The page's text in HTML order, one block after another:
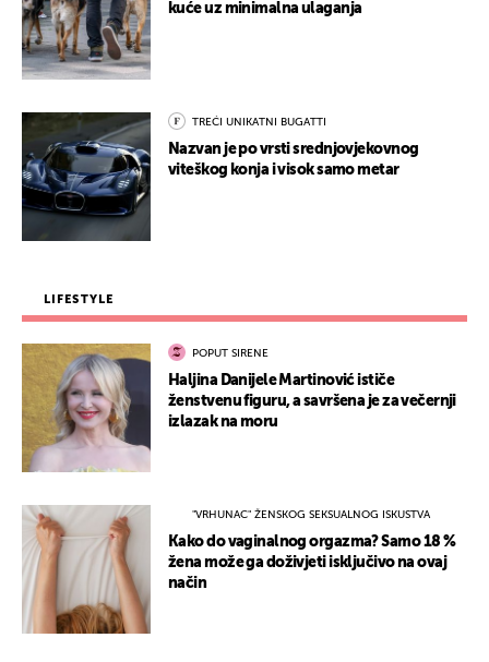
kuće uz minimalna ulaganja
TREĆI UNIKATNI BUGATTI
Nazvan je po vrsti srednjovjekovnog
viteškog konja i visok samo metar
LIFESTYLE
POPUT SIRENE
Haljina Danijele Martinović ističe
ženstvenu figuru, a savršena je za večernji
izlazak na moru
"VRHUNAC" ŽENSKOG SEKSUALNOG ISKUSTVA
Kako do vaginalnog orgazma? Samo 18 %
žena može ga doživjeti isključivo na ovaj
način